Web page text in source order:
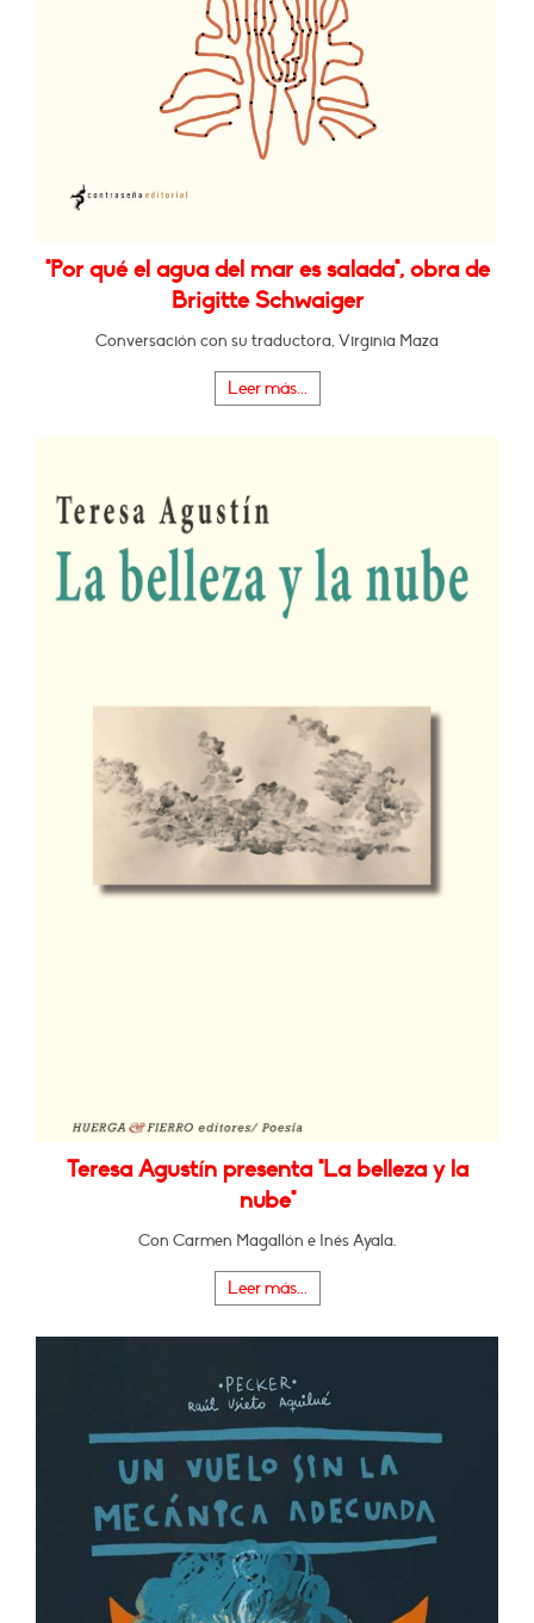
"Por qué el agua del mar es salada", obra de
Brigitte Schwaiger
Conversación con su traductora, Virginia Maza
Leer más...
Teresa Agustín presenta "La belleza y la
nube"
Con Carmen Magallón e Inés Ayala.
Leer más...